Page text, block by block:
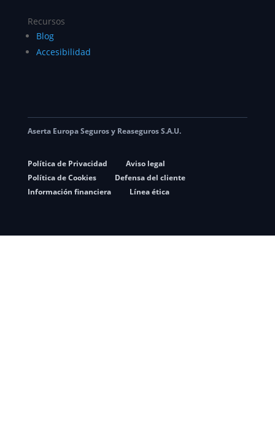
Recursos
Blog
Accesibilidad
Aserta Europa Seguros y Reaseguros S.A.U.
Política de Privacidad
Aviso legal
Política de Cookies
Defensa del cliente
Información financiera
Línea ética